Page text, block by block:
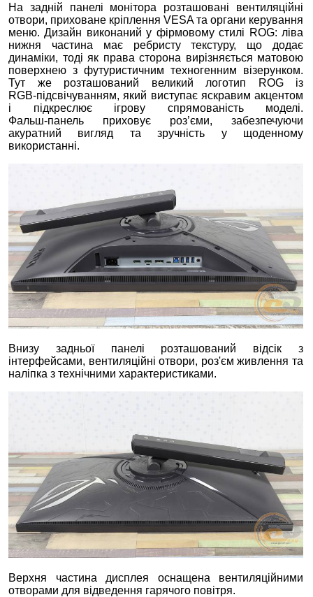
На задній панелі монітора розташовані вентиляційні
отвори, приховане кріплення VESA та органи керування
меню. Дизайн виконаний у фірмовому стилі ROG: ліва
нижня частина має ребристу текстуру, що додає
динаміки, тоді як права сторона вирізняється матовою
поверхнею з футуристичним техногенним візерунком.
Тут же розташований великий логотип ROG із
RGB‑підсвічуванням, який виступає яскравим акцентом
і підкреслює ігрову спрямованість моделі.
Фальш‑панель приховує роз’єми, забезпечуючи
акуратний вигляд та зручність у щоденному
використанні.
Внизу задньої панелі розташований відсік з
інтерфейсами, вентиляційні отвори, роз'єм живлення та
наліпка з технічними характеристиками.
Верхня частина дисплея оснащена вентиляційними
отворами для відведення гарячого повітря.